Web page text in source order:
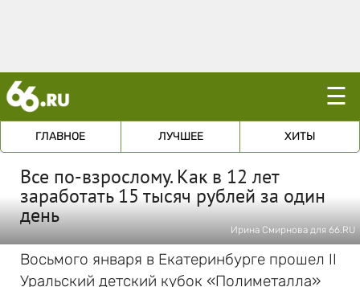
☰
ГЛАВНОЕ ЛУЧШЕЕ ХИТЫ
Все по-взрослому. Как в 12 лет
заработать 15 тысяч рублей за один
день
Ирина Смирнова для 66.RU
Восьмого января в Екатеринбурге прошел II
Уральский детский кубок «Полиметалла»